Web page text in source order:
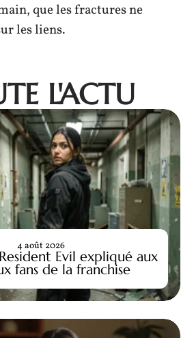
que les fractures ne
les liens.
L'ACTU
Evil expliqué aux
fans de la franchise
4 août 2026